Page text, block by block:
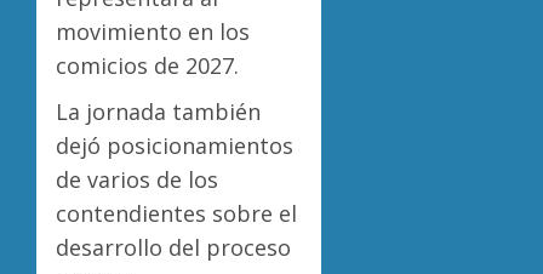
movimiento en los
comicios de 2027.
La jornada también
dejó posicionamientos
de varios de los
contendientes sobre el
desarrollo del proceso